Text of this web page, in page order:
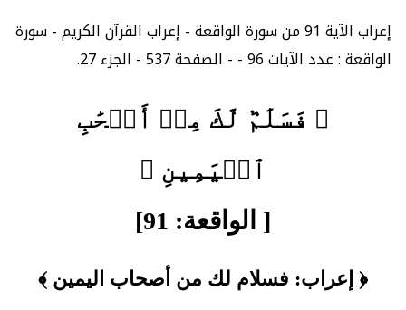
إعراب الآية 91 من سورة الواقعة - إعراب القرآن الكريم - سورة
الواقعة : عدد الآيات 96 - - الصفحة 537 - الجزء 27.
﴿ فَسَلَٰمٞ لَّكَ مِنۡ أَصۡحَٰبِ
ٱلۡيَمِينِ ﴾
[ الواقعة: 91]
﴿ إعراب: فسلام لك من أصحاب اليمين ﴾